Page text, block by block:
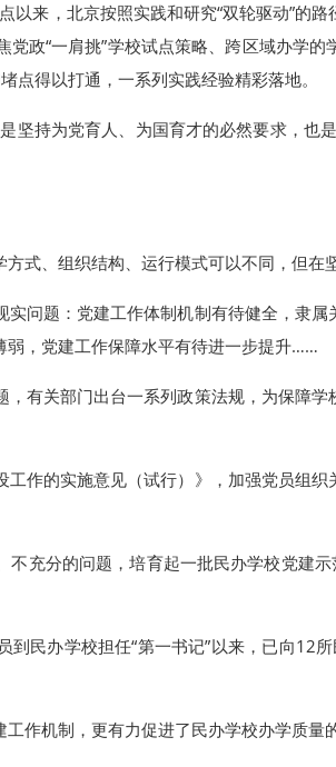
来，北京按照实践和研究“双轮驱动”的
政“一肩挑”学校试点策略、跨区域办学
得以打通，一系列实践经验精彩落地。
坚持为党育人、为国育才的必然要求，也
式、组织结构、运行模式可以不同，但在
问题：党建工作体制机制有待健全，隶
弱，党建工作保障水平有待进一步提升……
有关部门出台一系列政策法规，为保障
作的实施意见（试行）》，加强党员组
充分的问题，培育起一批民办学校党建
民办学校担任“第一书记”以来，已向12
作机制，更有力促进了民办学校办学质量